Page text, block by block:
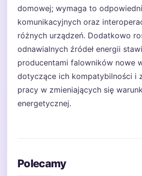
domowej; wymaga to
komunikacyjnych oraz
różnych urządzeń. Dodatkowo
odnawialnych źródeł energii
producentami falowników nowe
dotyczące ich kompatybilności i
pracy w zmieniających się
energetycznej.
Polecamy